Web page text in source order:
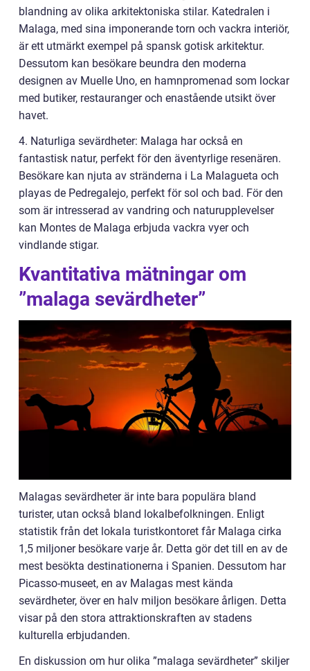
blandning av olika arkitektoniska stilar. Katedralen i
Malaga, med sina imponerande torn och vackra interiör,
är ett utmärkt exempel på spansk gotisk arkitektur.
Dessutom kan besökare beundra den moderna
designen av Muelle Uno, en hamnpromenad som lockar
med butiker, restauranger och enastående utsikt över
havet.
4. Naturliga sevärdheter: Malaga har också en
fantastisk natur, perfekt för den äventyrlige resenären.
Besökare kan njuta av stränderna i La Malagueta och
playas de Pedregalejo, perfekt för sol och bad. För den
som är intresserad av vandring och naturupplevelser
kan Montes de Malaga erbjuda vackra vyer och
vindlande stigar.
Kvantitativa mätningar om
”malaga sevärdheter”
Malagas sevärdheter är inte bara populära bland
turister, utan också bland lokalbefolkningen. Enligt
statistik från det lokala turistkontoret får Malaga cirka
1,5 miljoner besökare varje år. Detta gör det till en av de
mest besökta destinationerna i Spanien. Dessutom har
Picasso-museet, en av Malagas mest kända
sevärdheter, över en halv miljon besökare årligen. Detta
visar på den stora attraktionskraften av stadens
kulturella erbjudanden.
En diskussion om hur olika ”malaga sevärdheter” skiljer